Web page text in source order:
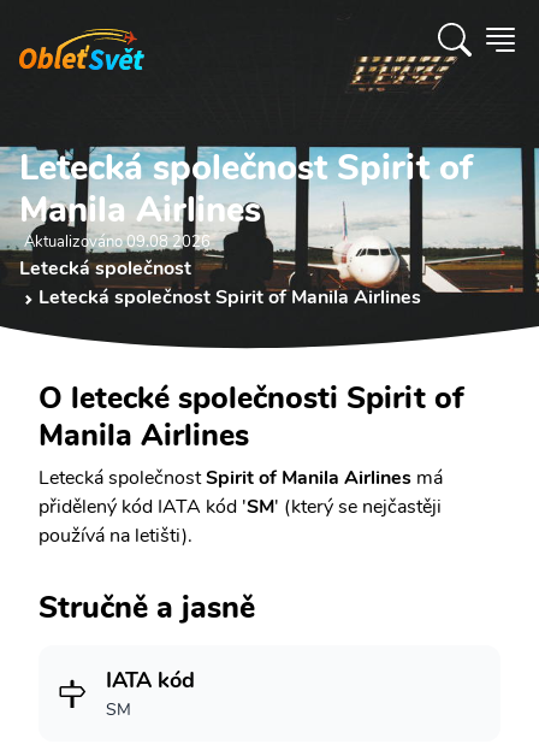
Letecká společnost Spirit of
Manila Airlines
Aktualizováno 09.08 2026
Letecká společnost
Letecká společnost Spirit of Manila Airlines
O letecké společnosti Spirit of
Manila Airlines
Letecká společnostSpirit of Manila Airlines má
přidělený kód IATA kód 'SM' (který se nejčastěji
používá na letišti).
Stručně a jasně
IATA kód
SM